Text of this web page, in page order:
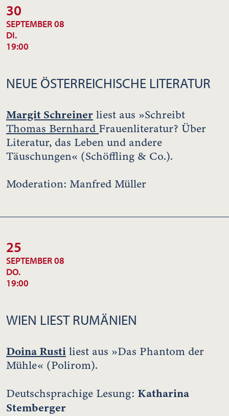
30
SEPTEMBER 08
DI.
19:00
NEUE ÖSTERREICHISCHE LITERATUR
Margit Schreiner liest aus »Schreibt
Thomas Bernhard Frauenliteratur? Über
Literatur, das Leben und andere
Täuschungen« (Schöffling & Co.).
Moderation: Manfred Müller
25
SEPTEMBER 08
DO.
19:00
WIEN LIEST RUMÄNIEN
Doina Rusti liest aus »Das Phantom der
Mühle« (Polirom).
Deutschsprachige Lesung: Katharina
Stemberger